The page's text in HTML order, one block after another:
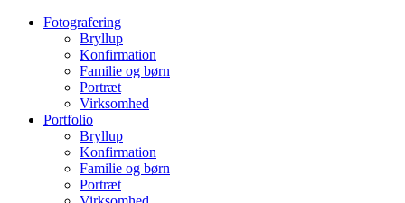
Fotografering
Bryllup
Konfirmation
Familie og børn
Portræt
Virksomhed
Portfolio
Bryllup
Konfirmation
Familie og børn
Portræt